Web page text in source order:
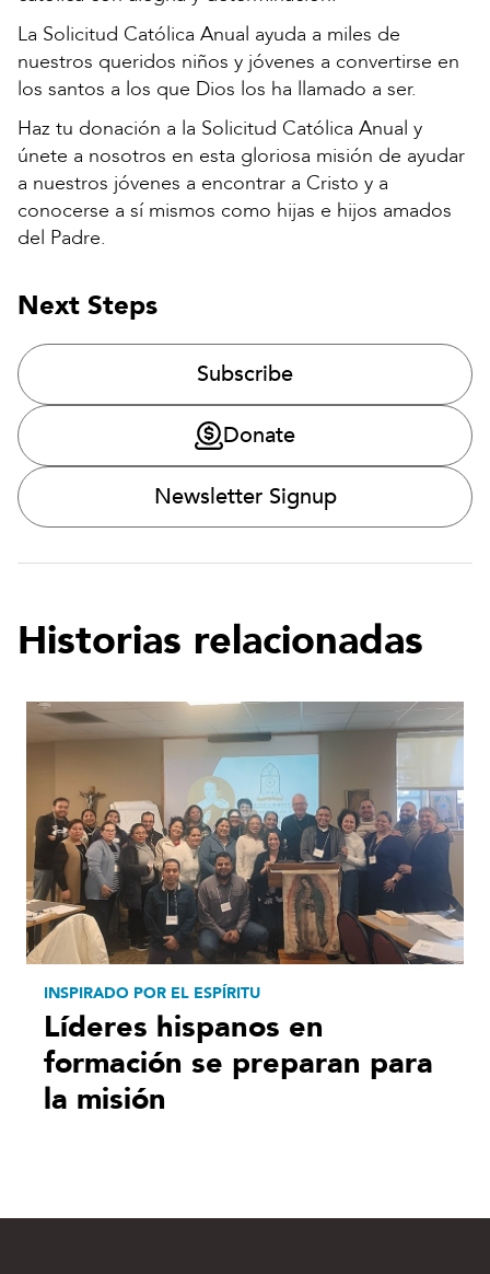
La Solicitud Católica Anual ayuda a miles de
nuestros queridos niños y jóvenes a convertirse en
los santos a los que Dios los ha llamado a ser.
Haz tu donación a la Solicitud Católica Anual y
únete a nosotros en esta gloriosa misión de ayudar
a nuestros jóvenes a encontrar a Cristo y a
conocerse a sí mismos como hijas e hijos amados
del Padre.
Next Steps
Subscribe
Donate
Newsletter Signup
Historias relacionadas
INSPIRADO POR EL ESPÍRITU
Líderes hispanos en
formación se preparan para
la misión